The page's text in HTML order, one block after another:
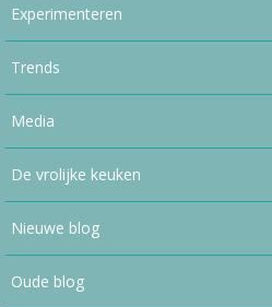
Experimenteren
Trends
Media
De vrolijke keuken
Nieuwe blog
Oude blog